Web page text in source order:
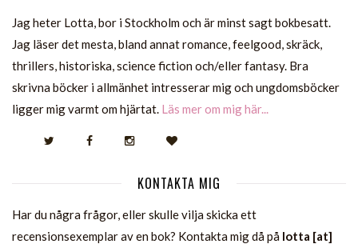
Jag heter Lotta, bor i Stockholm och är minst sagt bokbesatt.
Jag läser det mesta, bland annat romance, feelgood, skräck,
thrillers, historiska, science fiction och/eller fantasy. Bra
skrivna böcker i allmänhet intresserar mig och ungdomsböcker
ligger mig varmt om hjärtat. Läs mer om mig här...
KONTAKTA MIG
Har du några frågor, eller skulle vilja skicka ett
recensionsexemplar av en bok? Kontakta mig då på lotta [at]